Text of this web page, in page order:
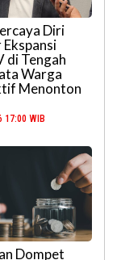
Diri
di Tengah
Warga
Menonton
17:00 WIB
Dompet